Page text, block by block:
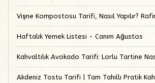
Vişne Kompostosu Tarifi, Nasıl Yapılır?
Haftalık Yemek Listesi - Canım Ağustos
Kahvaltılık Avokado Tarifi: Lorlu Tartine
Akdeniz Tostu Tarifi | Tam Tahıllı Pratik